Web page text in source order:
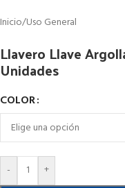
Inicio/Uso General
Llavero Llave
Unidades
COLOR
- +